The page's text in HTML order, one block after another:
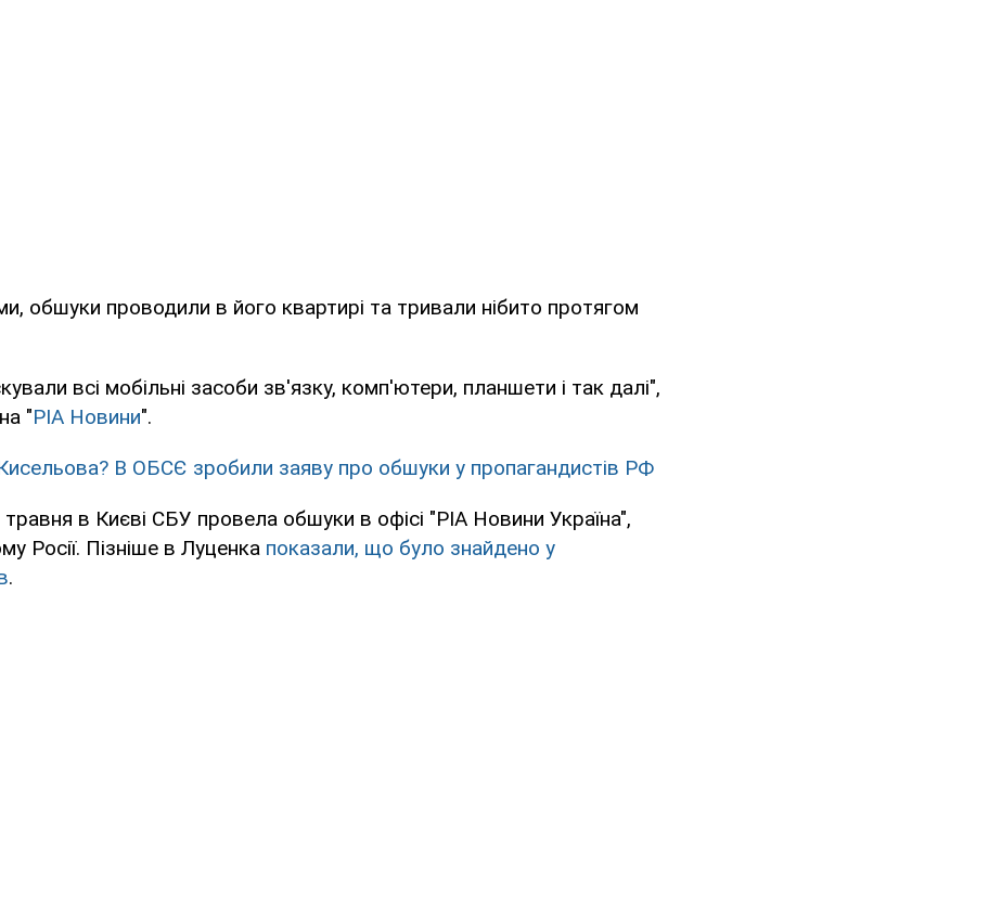
обшуки проводили в його квартирі та тривали нібито протягом
всі мобільні засоби зв'язку, комп'ютери, планшети і так далі",
"РІА Новини".
В ОБСЄ зробили заяву про обшуки у пропагандистів РФ
в Києві СБУ провела обшуки в офісі "РІА Новини Україна",
Росії. Пізніше в Луценка показали, що було знайдено у
.